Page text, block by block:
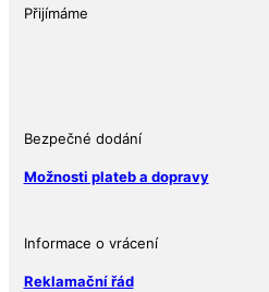
925
cm.
Přijímáme
Bezpečné dodání
Možnosti plateb a dopravy
Informace o vrácení
Reklamační řád